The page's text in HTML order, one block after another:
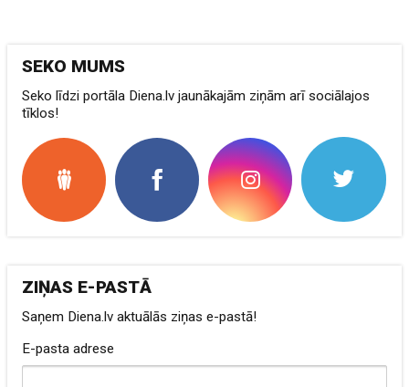
SEKO MUMS
Seko līdzi portāla Diena.lv jaunākajām ziņām arī sociālajos
tīklos!
ZIŅAS E-PASTĀ
Saņem Diena.lv aktuālās ziņas e-pastā!
E-pasta adrese